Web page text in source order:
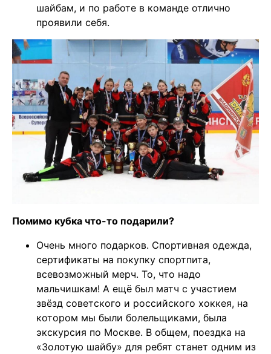
шайбам, и по работе в команде отлично
проявили себя.
Помимо кубка что-то подарили?
Очень много подарков. Спортивная одежда,
сертификаты на покупку спортпита,
всевозможный мерч. То, что надо
мальчишкам! А ещё был матч с участием
звёзд советского и российского хоккея, на
котором мы были болельщиками, была
экскурсия по Москве. В общем, поездка на
«Золотую шайбу» для ребят станет одним из